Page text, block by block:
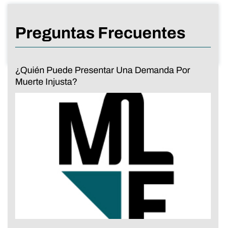
Preguntas Frecuentes
¿Quién Puede Presentar Una Demanda Por
Muerte Injusta?